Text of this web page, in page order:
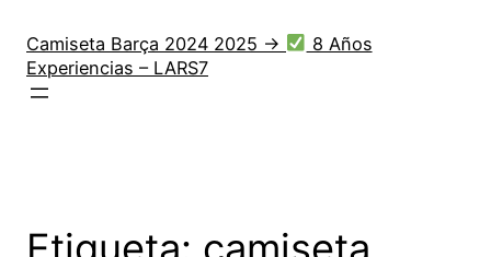
contenido
Camiseta Barça 2024 2025 →
8 Años
Experiencias – LARS7